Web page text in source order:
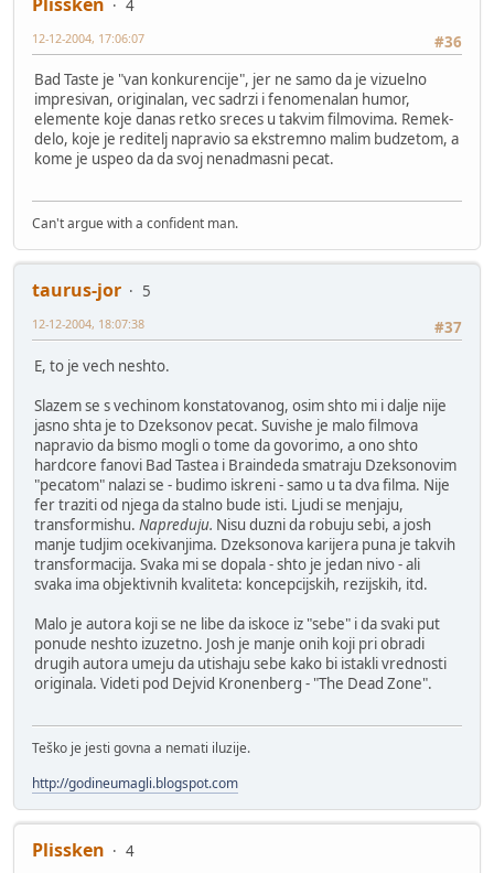
4
#36
12-12-2004, 17:06:07
Bad Taste je "van konkurencije", jer ne samo da je vizuelno
impresivan, originalan, vec sadrzi i fenomenalan humor,
elemente koje danas retko sreces u takvim filmovima. Remek-
delo, koje je reditelj napravio sa ekstremno malim budzetom, a
kome je uspeo da da svoj nenadmasni pecat.
Can't argue with a confident man.
taurus-jor
5
#37
12-12-2004, 18:07:38
E, to je vech neshto.
Slazem se s vechinom konstatovanog, osim shto mi i dalje nije
jasno shta je to Dzeksonov pecat. Suvishe je malo filmova
napravio da bismo mogli o tome da govorimo, a ono shto
hardcore fanovi Bad Tastea i Braindeda smatraju Dzeksonovim
"pecatom" nalazi se - budimo iskreni - samo u ta dva filma. Nije
fer traziti od njega da stalno bude isti. Ljudi se menjaju,
transformishu. Napreduju. Nisu duzni da robuju sebi, a josh
manje tudjim ocekivanjima. Dzeksonova karijera puna je takvih
transformacija. Svaka mi se dopala - shto je jedan nivo - ali
svaka ima objektivnih kvaliteta: koncepcijskih, rezijskih, itd.
Malo je autora koji se ne libe da iskoce iz "sebe" i da svaki put
ponude neshto izuzetno. Josh je manje onih koji pri obradi
drugih autora umeju da utishaju sebe kako bi istakli vrednosti
originala. Videti pod Dejvid Kronenberg - "The Dead Zone".
Teško je jesti govna a nemati iluzije.
http://godineumagli.blogspot.com
Plissken
4